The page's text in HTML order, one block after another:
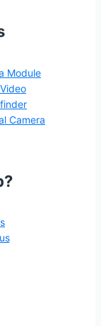
Module
Camera